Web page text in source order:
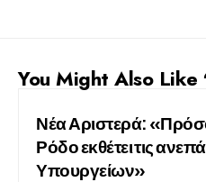
You Might Also
Νέα Αριστερά:
Ρόδο εκθέτει τις
Υπουργείων»